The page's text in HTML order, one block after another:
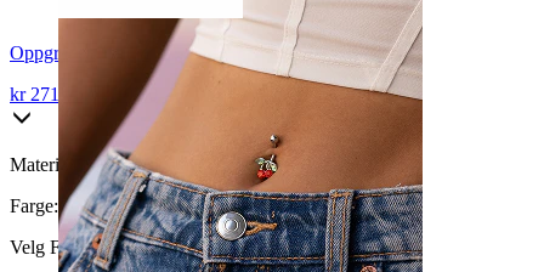
Oppgrader til titan
kr 271,15
kr 319,00
Materiale:Kirurgisk stål / Messing
Farge:
Velg Farge